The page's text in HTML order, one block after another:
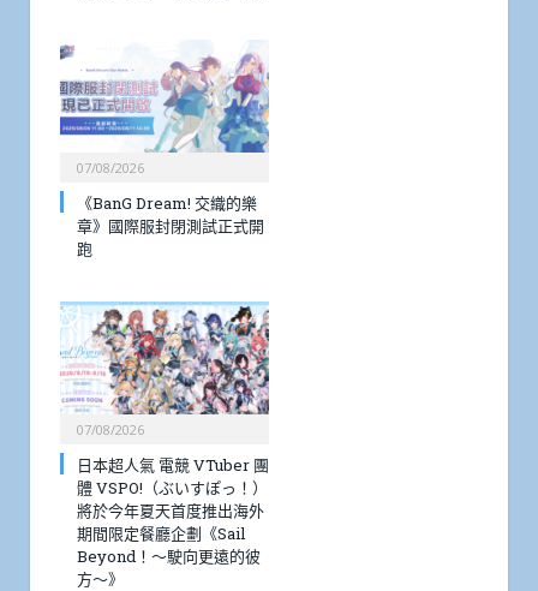
07/08/2026
《BanG Dream! 交織的樂
章》國際服封閉測試正式開
跑
07/08/2026
日本超人氣 電競 VTuber 團
體 VSPO!（ぶいすぽっ！）
將於今年夏天首度推出海外
期間限定餐廳企劃《Sail
Beyond！～駛向更遠的彼
方～》